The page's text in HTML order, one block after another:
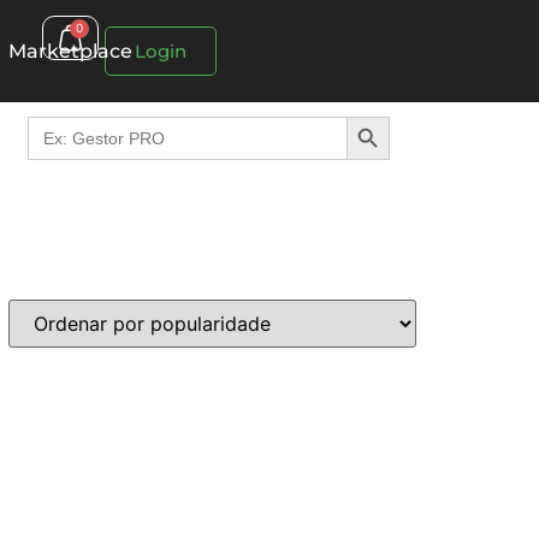
Marketplace
0
Login
Search
for:
Search Button